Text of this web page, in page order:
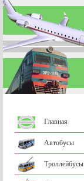
Главная
Автобусы
Троллейбусы